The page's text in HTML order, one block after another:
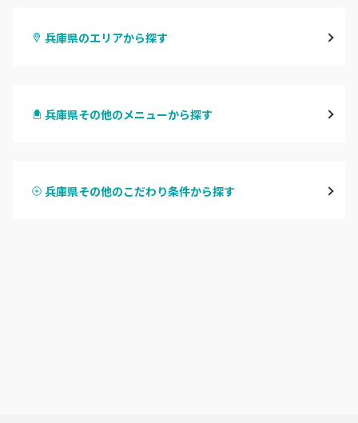
兵庫県のエリアから探す
尼崎・塚口・武庫之荘
兵庫県その他のメニューから探す
ハンドスカルプ
兵庫県その他のこだわり条件から探す